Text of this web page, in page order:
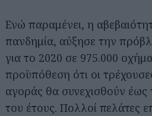
Ενώ παραμένει, η
πανδημία, αύξησε την
για το 2020 σε 975.000
προϋπόθεση ότι οι
αγοράς θα συνεχισθούν έως
του έτους. Πολλοί πελάτες